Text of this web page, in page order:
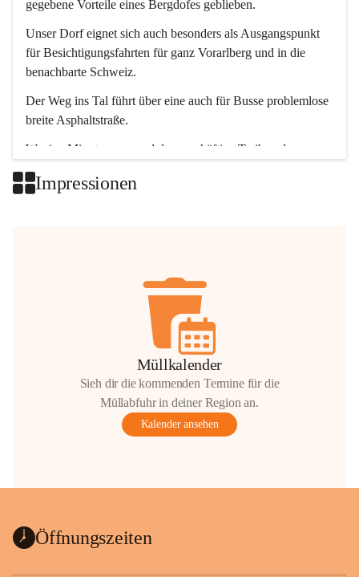
gegebene Vorteile eines Bergdofes geblieben.
Unser Dorf eignet sich auch besonders als Ausgangspunkt
für Besichtigungsfahrten für ganz Vorarlberg und in die
benachbarte Schweiz.
Der Weg ins Tal führt über eine auch für Busse problemlose
breite Asphaltstraße.
Wenige Minuten nur, und das geschäftige Treiben der
Impressionen
Müllkalender
Sieh dir die kommenden Termine für die
Müllabfuhr in deiner Region an.
Kalender ansehen
Öffnungszeiten